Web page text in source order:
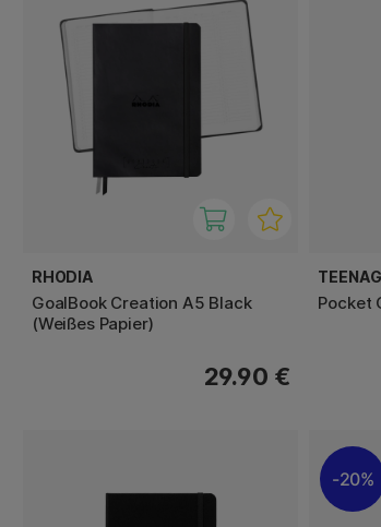
RHODIA
GoalBook Creation A5 Black
(Weißes Papier)
29.90 €
Pocket
20%